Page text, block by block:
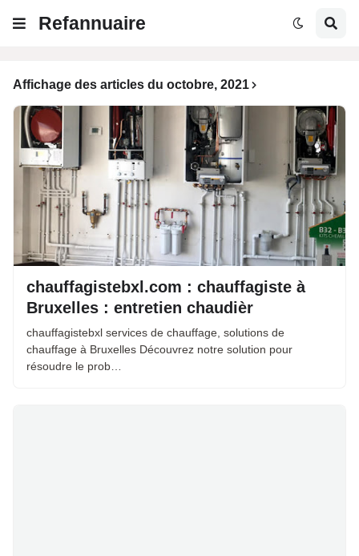
Refannuaire
Affichage des articles du octobre, 2021
chauffagistebxl.com : chauffagiste à
Bruxelles : entretien chaudièr
chauffagistebxl services de chauffage, solutions de
chauffage à Bruxelles Découvrez notre solution pour
résoudre le prob…